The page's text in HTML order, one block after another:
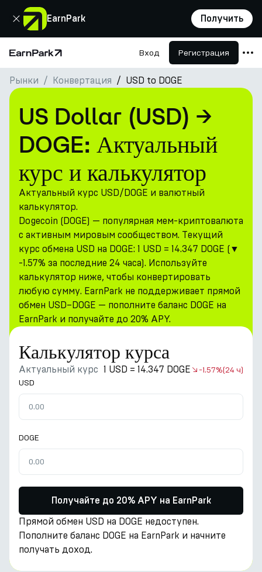
EarnPark Получить
Закрыть
Главная страница Вход Регистрация
Продукты
Рынки
Калькуляторы
Токен PARK
Ресурсы
Компания
Рынки Конвертация USD to DOGE
US Dollar (USD) →
DOGE: Актуальный
курс и калькулятор
Актуальный курс USD/DOGE и валютный
калькулятор.
Dogecoin (DOGE) — популярная мем-криптовалюта
с активным мировым сообществом. Текущий
курс обмена USD на DOGE: 1 USD = 14.347 DOGE (▼
-1.57% за последние 24 часа). Используйте
калькулятор ниже, чтобы конвертировать
любую сумму. EarnPark не поддерживает прямой
обмен USD–DOGE — пополните баланс DOGE на
EarnPark и получайте до 20% APY.
Калькулятор курса
Актуальный курс 1 USD = 14.347 DOGE -1.57%(24 ч)
USD
DOGE
Получайте до 20% APY на EarnPark
Прямой обмен USD на DOGE недоступен.
Пополните баланс DOGE на EarnPark и начните
получать доход.